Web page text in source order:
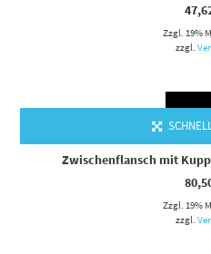
Zzgl. 19%
zzgl.
Zwischenflansch mit
Zzgl. 19%
zzgl.